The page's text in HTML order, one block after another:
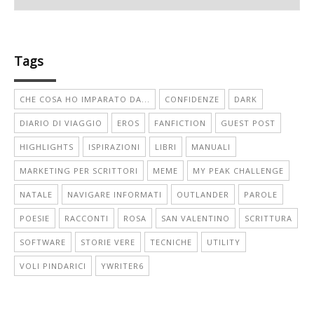
Tags
CHE COSA HO IMPARATO DA... CONFIDENZE DARK
DIARIO DI VIAGGIO EROS FANFICTION GUEST POST
HIGHLIGHTS ISPIRAZIONI LIBRI MANUALI
MARKETING PER SCRITTORI MEME MY PEAK CHALLENGE
NATALE NAVIGARE INFORMATI OUTLANDER PAROLE
POESIE RACCONTI ROSA SAN VALENTINO SCRITTURA
SOFTWARE STORIE VERE TECNICHE UTILITY
VOLI PINDARICI YWRITER6